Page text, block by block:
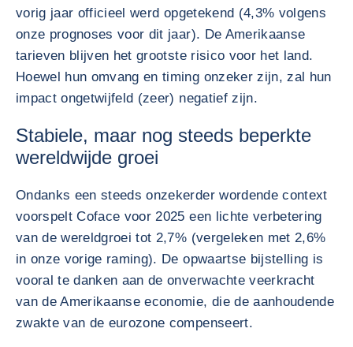
vorig jaar officieel werd opgetekend (4,3% volgens
onze prognoses voor dit jaar). De Amerikaanse
tarieven blijven het grootste risico voor het land.
Hoewel hun omvang en timing onzeker zijn, zal hun
impact ongetwijfeld (zeer) negatief zijn.
Stabiele, maar nog steeds beperkte
wereldwijde groei
Ondanks een steeds onzekerder wordende context
voorspelt Coface voor 2025 een lichte verbetering
van de wereldgroei tot 2,7% (vergeleken met 2,6%
in onze vorige raming). De opwaartse bijstelling is
vooral te danken aan de onverwachte veerkracht
van de Amerikaanse economie, die de aanhoudende
zwakte van de eurozone compenseert.